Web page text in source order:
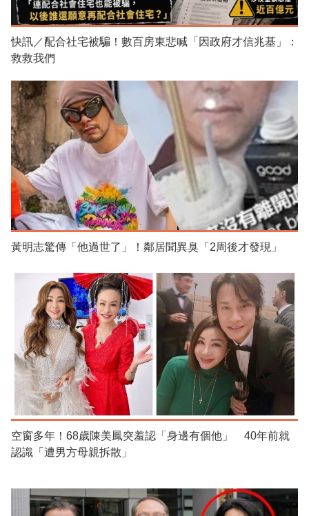
快訊／配合社宅被騙！數百房東悲喊「因政府才信兆基」：
救救我們
黃明志驚傳「他過世了」！鄰居聞異臭「2周後才發現」
空窗多年！68歲陳美鳳突羞認「身邊有個他」 40年前就
認識「遭男方母親拆散」